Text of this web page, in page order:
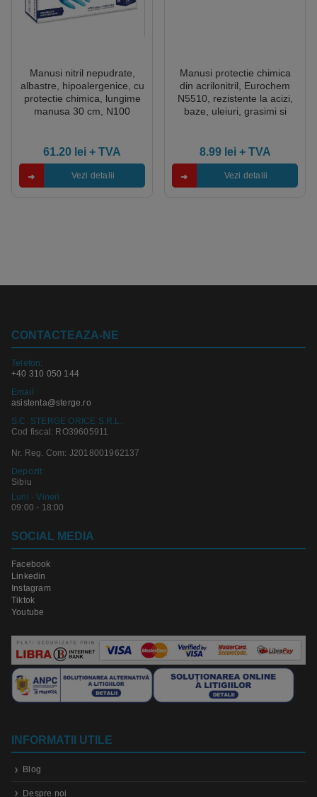
Manusi nitril nepudrate,
albastre, hipoalergenice, cu
protectie chimica, lungime
manusa 30 cm, N100
61.20 lei + TVA
Vezi detalii
Manusi protectie chimica
din acrilonitril, Eurochem
N5510, rezistente la acizi,
baze, uleiuri, grasimi si
microorganismelor,
antiderapanta pe palma
8.99 lei+ TVA
Vezi detalii
CONTACTEAZA-NE
Telefon:
+40 310 050 144
Email
asistenta@sterge.ro
S.C. STERGE ORICE S.R.L.
Cod fiscal: RO39605911
Nr. Reg. Com: J2018001962137
Depozit:
Sibiu
Luni - Vineri:
09:00 - 18:00
SOCIAL MEDIA
Facebook
Linkedin
Instagram
Tiktok
Youtube
INFORMATII UTILE
Blog
Despre noi